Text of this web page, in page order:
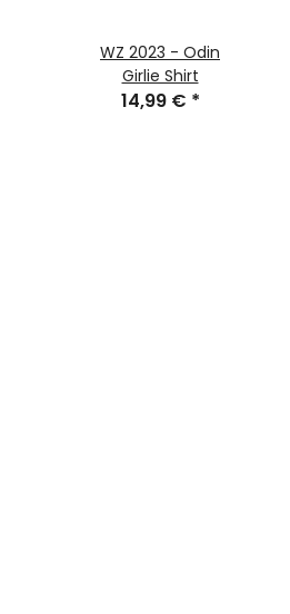
WZ 2023 - Odin
Girlie Shirt
14,99 € *